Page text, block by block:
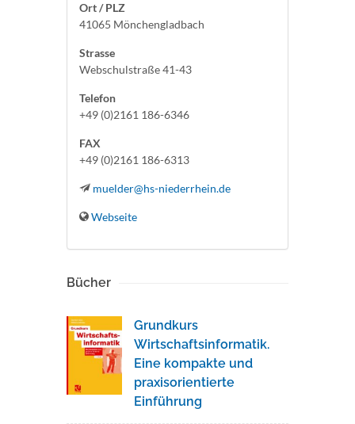
Ort / PLZ
41065 Mönchengladbach
Strasse
Webschulstraße 41-43
Telefon
+49 (0)2161 186-6346
FAX
+49 (0)2161 186-6313
muelder@hs-niederrhein.de
Webseite
Bücher
Grundkurs
Wirtschaftsinformatik.
Eine kompakte und
praxisorientierte
Einführung